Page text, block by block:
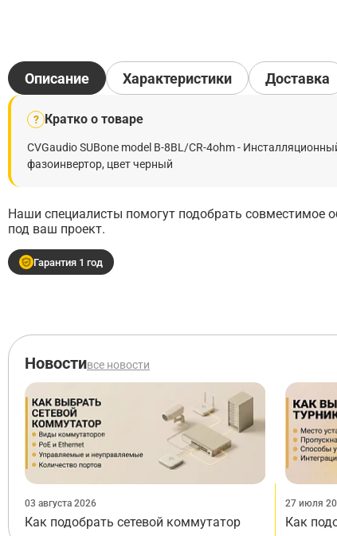
Описание
? Кратко о товаре
CVGaudio SUBone model B-8BL/CR-4ohm -
фазоинвертор, цвет черный
Наши специалисты помогут подобрать совместимое
под ваш проект.
Гарантия 1 год
Характеристики Доставка
Новостивсе новости
03 августа 2026
Как подобрать сетевой коммутатор
27 июля
Как